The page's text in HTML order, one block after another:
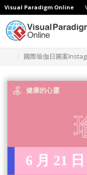
Visual Paradigm Online
國際瑜伽日圖案